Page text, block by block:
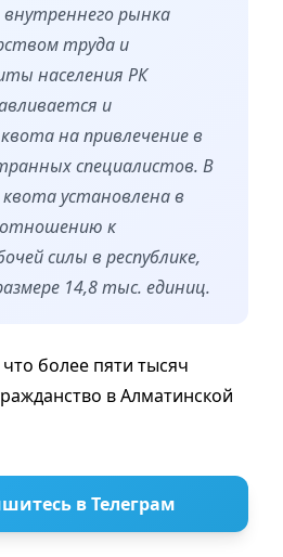
рынка
труда и
населения РК
и
на привлечение в
специалистов. В
установлена в
отношению к
силы в республике,
14,8 тыс. единиц.
более пяти тысяч
в Алматинской
в Телеграм